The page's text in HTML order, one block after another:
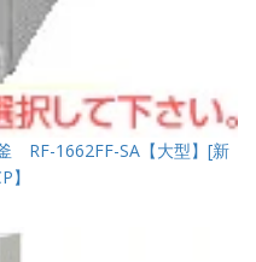
RF-1662FF-SA【大型】[新
】